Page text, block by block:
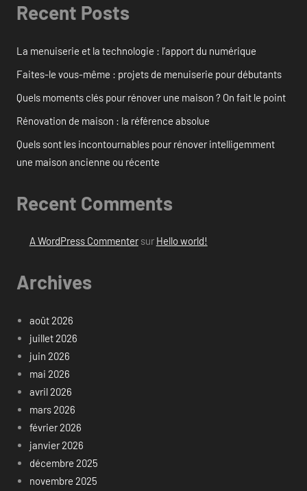
Recent Posts
La menuiserie et la technologie : l’apport du numérique
Faites-le vous-même : projets de menuiserie pour débutants
Quels moments clés pour rénover une maison ? On fait le point
Rénovation de maison : la référence absolue
Quels sont les incontournables pour rénover intelligemment
une maison ancienne ou récente
Recent Comments
A WordPress Commentersur Hello world!
Archives
août 2026
juillet 2026
juin 2026
mai 2026
avril 2026
mars 2026
février 2026
janvier 2026
décembre 2025
novembre 2025